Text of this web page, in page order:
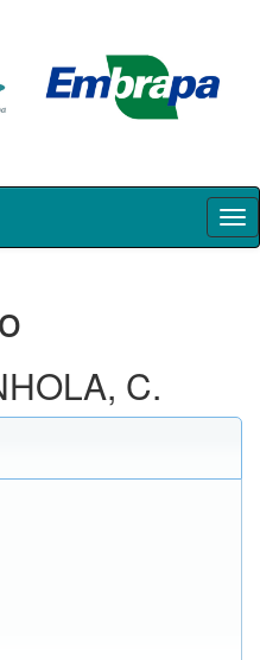
C.